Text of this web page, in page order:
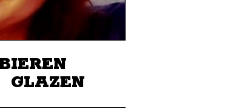
GLAZEN